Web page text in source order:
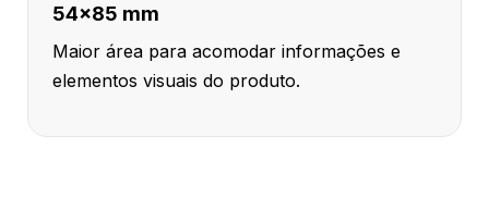
54x85 mm
Maior área para acomodar informações e
elementos visuais do produto.